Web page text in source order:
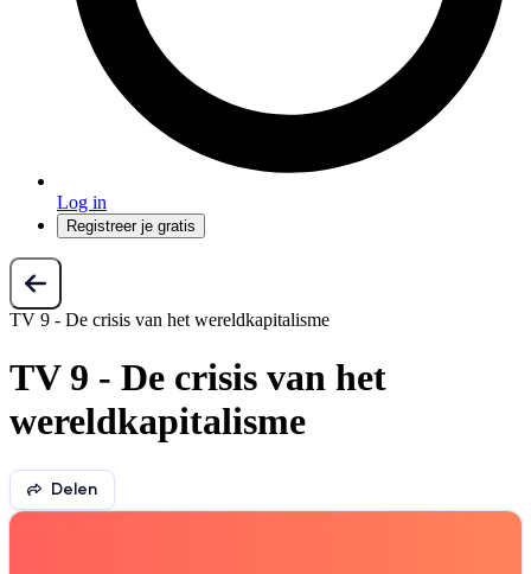
Log in
Registreer je gratis
TV 9 - De crisis van het wereldkapitalisme
TV 9 - De crisis van het
wereldkapitalisme
Delen